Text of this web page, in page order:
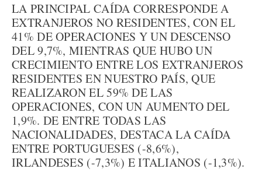
LA PRINCIPAL CAÍDA CORRESPONDE A
EXTRANJEROS NO RESIDENTES, CON EL
41% DE OPERACIONES Y UN DESCENSO
DEL 9,7%, MIENTRAS QUE HUBO UN
CRECIMIENTO ENTRE LOS EXTRANJEROS
RESIDENTES EN NUESTRO PAÍS, QUE
REALIZARON EL 59% DE LAS
OPERACIONES, CON UN AUMENTO DEL
1,9%. DE ENTRE TODAS LAS
NACIONALIDADES, DESTACA LA CAÍDA
ENTRE PORTUGUESES (-8,6%),
IRLANDESES (-7,3%) E ITALIANOS (-1,3%).